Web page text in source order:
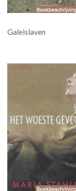
Galeislaven